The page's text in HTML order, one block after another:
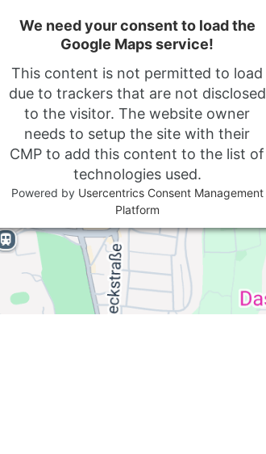
We need your consent to load the
Google Maps service!
This content is not permitted to load
due to trackers that are not disclosed
to the visitor. The website owner
needs to setup the site with their
CMP to add this content to the list of
technologies used.
Powered by Usercentrics Consent Management
Platform